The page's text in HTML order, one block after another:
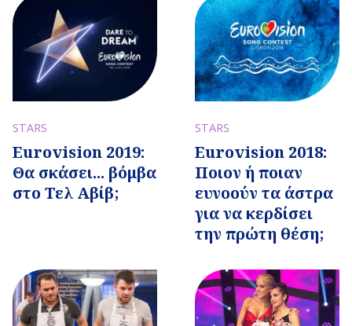
STARS
Eurovision 2019:
Θα σκάσει... βόμβα
στο Τελ Αβίβ;
STARS
Eurovision 2018:
Ποιον ή ποιαν
ευνοούν τα άστρα
για να κερδίσει
την πρώτη θέση;